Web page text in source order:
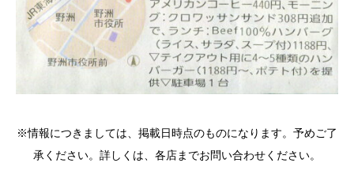
※情報につきましては、掲載日時点のものになります。予めご了
承ください。詳しくは、各店までお問い合わせください。